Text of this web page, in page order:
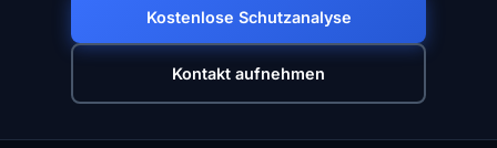
Kostenlose Schutzanalyse
Kontakt aufnehmen